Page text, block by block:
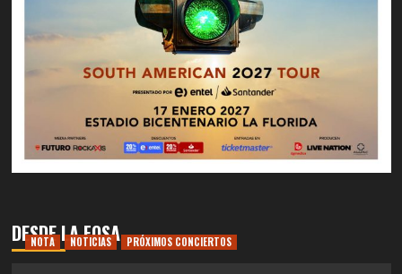
DESDE LA FOSA
NOTA NOTICIAS PRÓXIMOS CONCIERTOS